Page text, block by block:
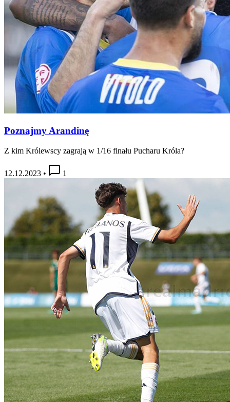
Poznajmy Arandinę
Z kim Królewscy zagrają w 1/16 finału Pucharu Króla?
12.12.2023 • 1